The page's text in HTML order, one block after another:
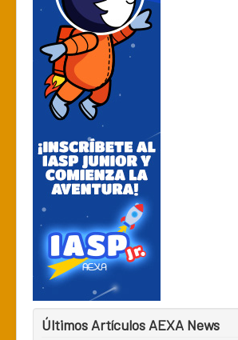
Últimos Artículos AEXA News